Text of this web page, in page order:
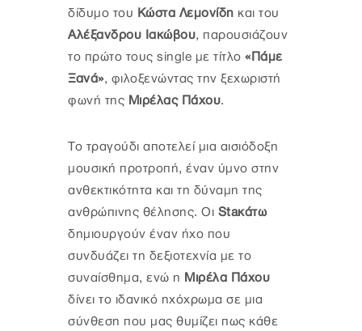
δίδυμο του Κώστα Λεμονίδη και του
Αλέξανδρου Ιακώβου, παρουσιάζουν
το πρώτο τους single με τίτλο «Πάμε
Ξανά», φιλοξενώντας την ξεχωριστή
φωνή της Μιρέλας Πάχου.
Το τραγούδι αποτελεί μια αισιόδοξη
μουσική προτροπή, έναν ύμνο στην
ανθεκτικότητα και τη δύναμη της
ανθρώπινης θέλησης. Oι Staκάτω
δημιουργούν έναν ήχο που
συνδυάζει τη δεξιοτεχνία με το
συναίσθημα, ενώ η Μιρέλα Πάχου
δίνει το ιδανικό ηχόχρωμα σε μια
σύνθεση που μας θυμίζει πως κάθε